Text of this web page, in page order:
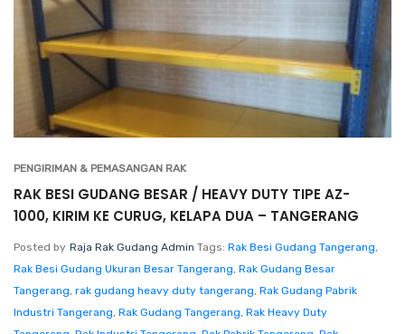
PENGIRIMAN & PEMASANGAN RAK
RAK BESI GUDANG BESAR / HEAVY DUTY TIPE AZ-
1000, KIRIM KE CURUG, KELAPA DUA – TANGERANG
Posted by Raja Rak Gudang Admin Tags: Rak Besi Gudang Tangerang,
Rak Besi Gudang Ukuran Besar Tangerang, Rak Gudang Besar
Tangerang, rak gudang heavy duty tangerang, Rak Gudang Pabrik
Industri Tangerang, Rak Gudang Tangerang, Rak Heavy Duty